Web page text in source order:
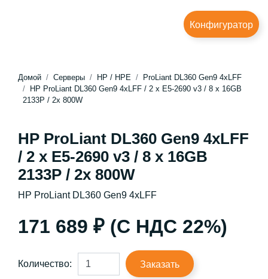
Конфигуратор
Домой Серверы HP / HPE
ProLiant DL360 Gen9 4xLFF
HP ProLiant DL360 Gen9 4xLFF / 2 x E5-2690 v3 / 8 x 16GB
2133P / 2x 800W
HP ProLiant DL360 Gen9 4xLFF
/ 2 x E5-2690 v3 / 8 x 16GB
2133P / 2x 800W
HP ProLiant DL360 Gen9 4xLFF
171 689 ₽ (С НДС 22%)
Количество: Заказать